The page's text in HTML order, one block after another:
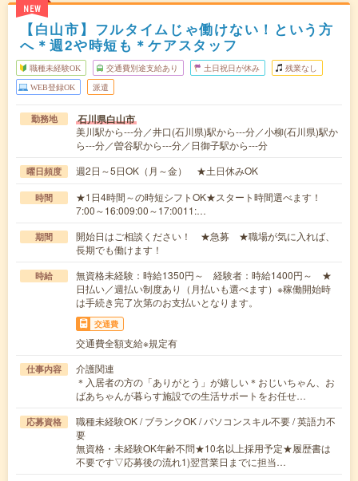
NEW
【白山市】フルタイムじゃ働けない！という方
へ＊週2や時短も＊ケアスタッフ
職種未経験OK 交通費別途支給あり 土日祝日が休み 残業なし
WEB登録OK 派遣
勤務地 石川県白山市
美川駅から---分／井口(石川県)駅から---分／小柳(石川県)駅か
ら---分／曽谷駅から---分／日御子駅から---分
曜日頻度 週2日～5日OK（月～金） ★土日休みOK
時間
★1日4時間～の時短シフトOK★スタート時間選べます！
7:00～16:009:00～17:0011:…
期間
開始日はご相談ください！ ★急募 ★職場が気に入れば、
長期でも働けます！
時給
無資格未経験：時給1350円～ 経験者：時給1400円～ ★
日払い／週払い制度あり（月払いも選べます）※稼働開始時
は手続き完了次第のお支払いとなります。
交通費
交通費全額支給※規定有
仕事内容
介護関連
＊入居者の方の「ありがとう」が嬉しい＊おじいちゃん、お
ばあちゃんが暮らす施設での生活サポートをお任せ…
応募資格
職種未経験OK / ブランクOK / パソコンスキル不要 / 英語力不
要
無資格・未経験OK年齢不問★10名以上採用予定★履歴書は
不要です▽応募後の流れ1)翌営業日までに担当…